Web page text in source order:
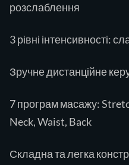
розслаблення
3 рівні інтенсивності:
Зручне дистанційне
7 програм масажу:
Neck, Waist, Back
Складна та легка